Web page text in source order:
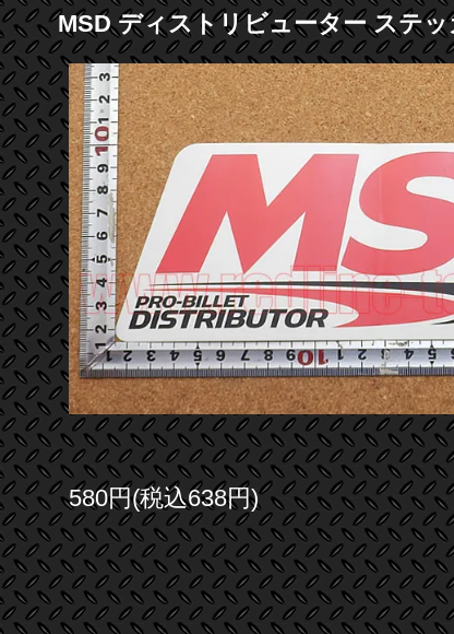
MSD ディストリビューター ステ
580円(税込638円)